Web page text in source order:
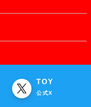
TOY
公式X